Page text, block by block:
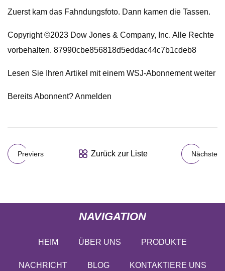
Zuerst kam das Fahndungsfoto. Dann kamen die Tassen.
Copyright ©2023 Dow Jones & Company, Inc. Alle Rechte
vorbehalten. 87990cbe856818d5eddac44c7b1cdeb8
Lesen Sie Ihren Artikel mit einem WSJ-Abonnement weiter
Bereits Abonnent? Anmelden
Previers Zurück zur Liste Nächste
NAVIGATION
HEIM ÜBER UNS PRODUKTE
NACHRICHT BLOG KONTAKTIERE UNS